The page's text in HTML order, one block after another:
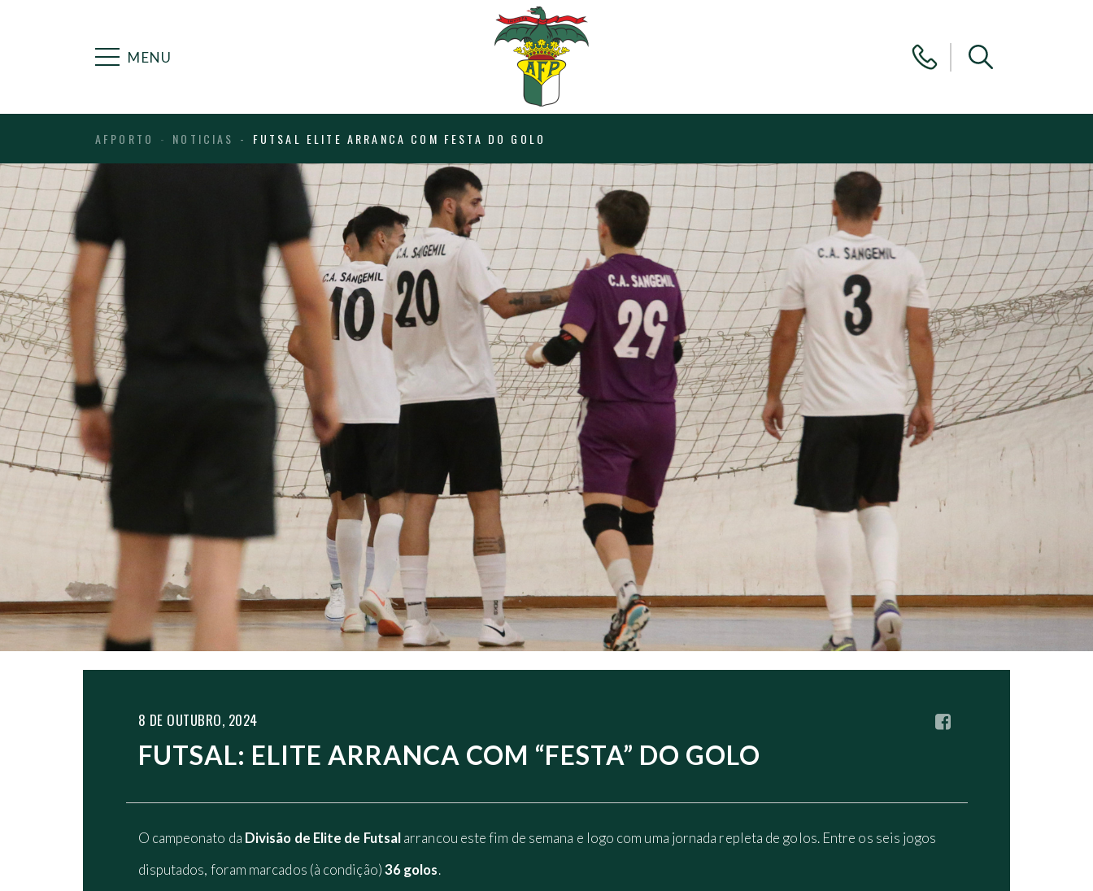
MENU
AFPORTO NOTICIAS FUTSAL ELITE ARRANCA COM FESTA DO GOLO
8 DE OUTUBRO, 2024
FUTSAL: ELITE ARRANCA COM “FESTA” DO GOLO
O campeonato da Divisão de Elite de Futsalarrancou este fim de semana e logo com uma jornada repleta de golos. Entre os seis jogos
disputados, foram marcados (à condição)36 golos.